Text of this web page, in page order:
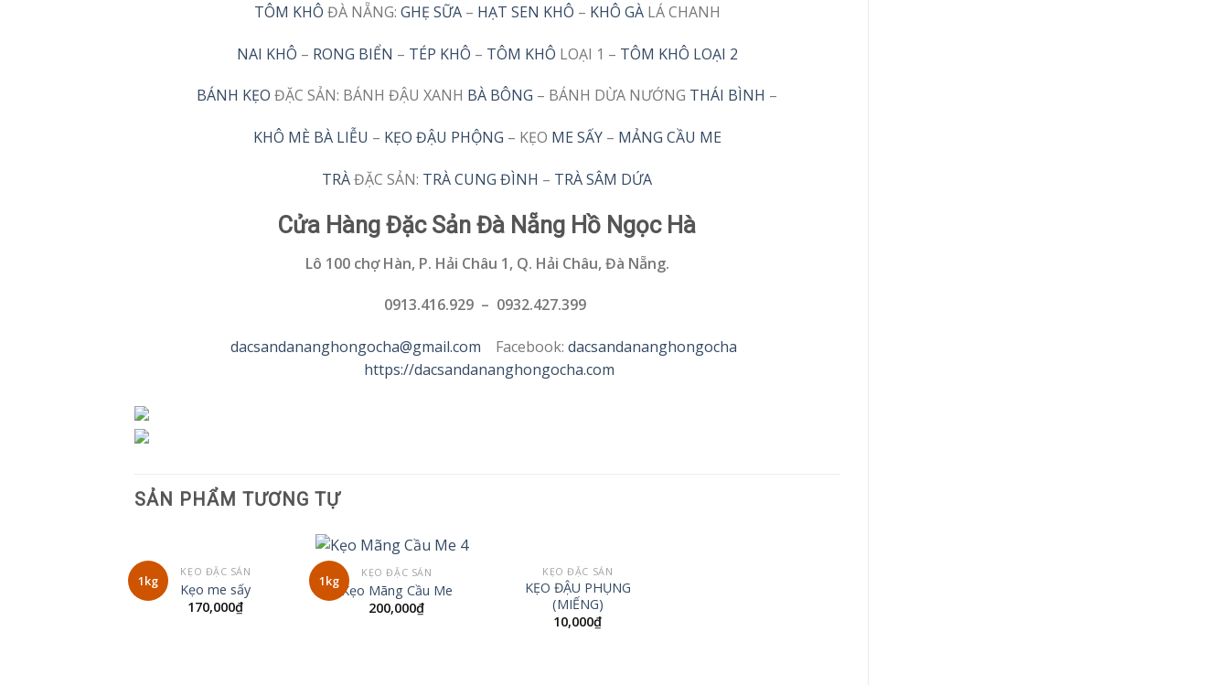
TÔM KHÔ ĐÀ NẴNG: GHẸ SỮA– HẠT SEN KHÔ – KHÔ GÀLÁ CHANH
NAI KHÔ – RONG BIỂN – TÉP KHÔ – TÔM KHÔ LOẠI 1 – TÔM KHÔ LOẠI 2
BÁNH KẸO ĐẶC SẢN: BÁNH ĐẬU XANH BÀ BÔNG – BÁNH DỪA NƯỚNG THÁI BÌNH –
KHÔ MÈ BÀ LIỄU – KẸO ĐẬU PHỘNG – KẸO ME SẤY– MẢNG CẦU ME
TRÀĐẶC SẢN: TRÀ CUNG ĐÌNH – TRÀ SÂM DỨA
Cửa Hàng Đặc Sản Đà Nẵng Hồ Ngọc Hà
Lô 100 chợ Hàn, P. Hải Châu 1, Q. Hải Châu, Đà Nẵng.
0913.416.929 – 0932.427.399
dacsandananghongocha@gmail.com Facebook: dacsandananghongocha
https://dacsandananghongocha.com
SẢN PHẨM TƯƠNG TỰ
1kg
KẸO ĐẶC SẢN
Kẹo me sấy
170,000₫
1kg
Thêm
Đặc
KẸO ĐẶC SẢN
Kẹo Mãng Cầu Me
200,000₫
Thêm
Đặc
KẸO ĐẶC SẢN
KẸO ĐẬU PHỤNG
(MIẾNG)
10,000₫